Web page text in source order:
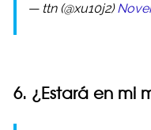
— ttn (@xu10j2)
6. ¿Estará en mi